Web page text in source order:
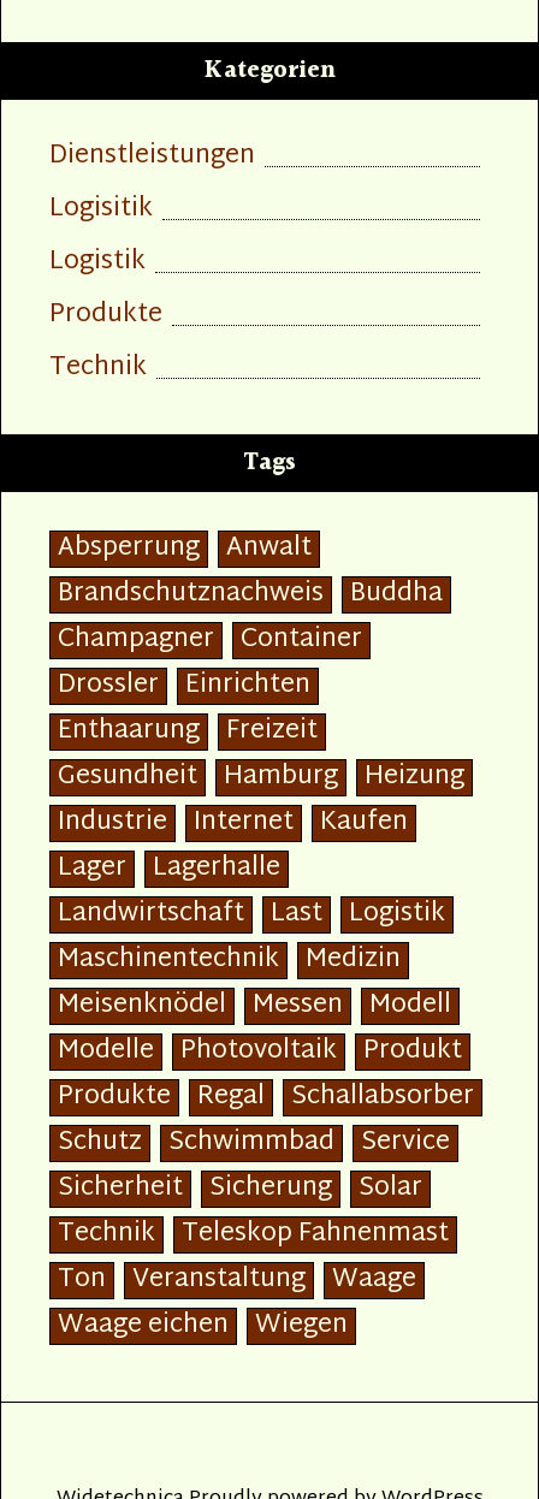
Kategorien
Dienstleistungen
Logisitik
Logistik
Produkte
Technik
Tags
Absperrung Anwalt
Brandschutznachweis
Buddha
Champagner
Container
Drossler
Einrichten
Enthaarung
Freizeit
Gesundheit
Hamburg
Heizung
Industrie
Internet
Kaufen
Lager
Lagerhalle
Landwirtschaft
Last
Logistik
Maschinentechnik
Medizin
Meisenknödel
Messen
Modell
Modelle
Photovoltaik
Produkt
Produkte
Regal
Schallabsorber
Schutz
Schwimmbad
Service
Sicherheit
Sicherung
Solar
Technik
Teleskop Fahnenmast
Ton
Veranstaltung Waage
Waage eichen
Wiegen